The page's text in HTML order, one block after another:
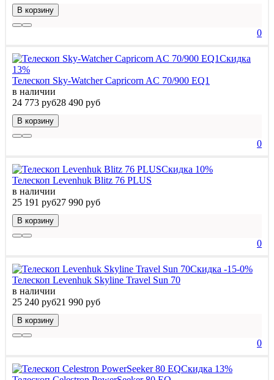
В корзину
0
Скидка
13%
Телескоп Sky-Watcher Capricorn AC 70/900 EQ1
в наличии
24 773 руб28 490 руб
В корзину
0
Скидка 10%
Телескоп Levenhuk Blitz 76 PLUS
в наличии
25 191 руб27 990 руб
В корзину
0
Скидка -15-0%
Телескоп Levenhuk Skyline Travel Sun 70
в наличии
25 240 руб21 990 руб
В корзину
0
Скидка 13%